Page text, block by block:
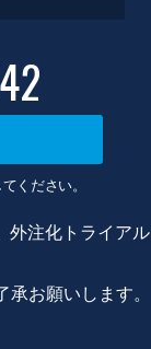
ください。
外注化トライアル
お願いします。